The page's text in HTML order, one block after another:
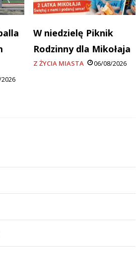
W niedzielę Piknik
Rodzinny dla Mikołaja
Z ŻYCIA MIASTA 06/08/2026